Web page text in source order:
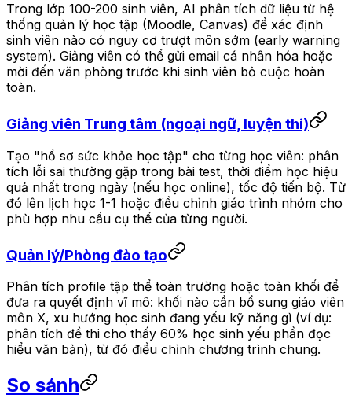
Trong lớp 100-200 sinh viên, AI phân tích dữ liệu từ hệ
thống quản lý học tập (Moodle, Canvas) để xác định
sinh viên nào có nguy cơ trượt môn sớm (early warning
system). Giảng viên có thể gửi email cá nhân hóa hoặc
mời đến văn phòng trước khi sinh viên bỏ cuộc hoàn
toàn.
Giảng viên Trung tâm (ngoại ngữ, luyện thi)
Tạo "hồ sơ sức khỏe học tập" cho từng học viên: phân
tích lỗi sai thường gặp trong bài test, thời điểm học hiệu
quả nhất trong ngày (nếu học online), tốc độ tiến bộ. Từ
đó lên lịch học 1-1 hoặc điều chỉnh giáo trình nhóm cho
phù hợp nhu cầu cụ thể của từng người.
Quản lý/Phòng đào tạo
Phân tích profile tập thể toàn trường hoặc toàn khối để
đưa ra quyết định vĩ mô: khối nào cần bổ sung giáo viên
môn X, xu hướng học sinh đang yếu kỹ năng gì (ví dụ:
phân tích đề thi cho thấy 60% học sinh yếu phần đọc
hiểu văn bản), từ đó điều chỉnh chương trình chung.
So sánh